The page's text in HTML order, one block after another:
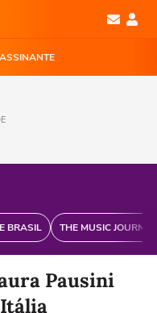
BRASIL THE MUSIC
Pausini